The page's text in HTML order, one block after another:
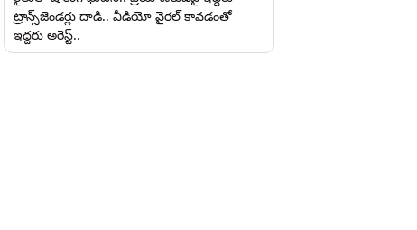
ట్రాన్స్‌జెండర్లు దాడి.. వీడియో వైరల్ కావడంతో
ఇద్దరు అరెస్ట్..